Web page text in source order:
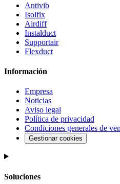
Antivib
Isolfix
Airdiff
Instalduct
Supportair
Flexduct
Información
Empresa
Noticias
Aviso legal
Política de privacidad
Condiciones generales de
Gestionar cookies
Soluciones